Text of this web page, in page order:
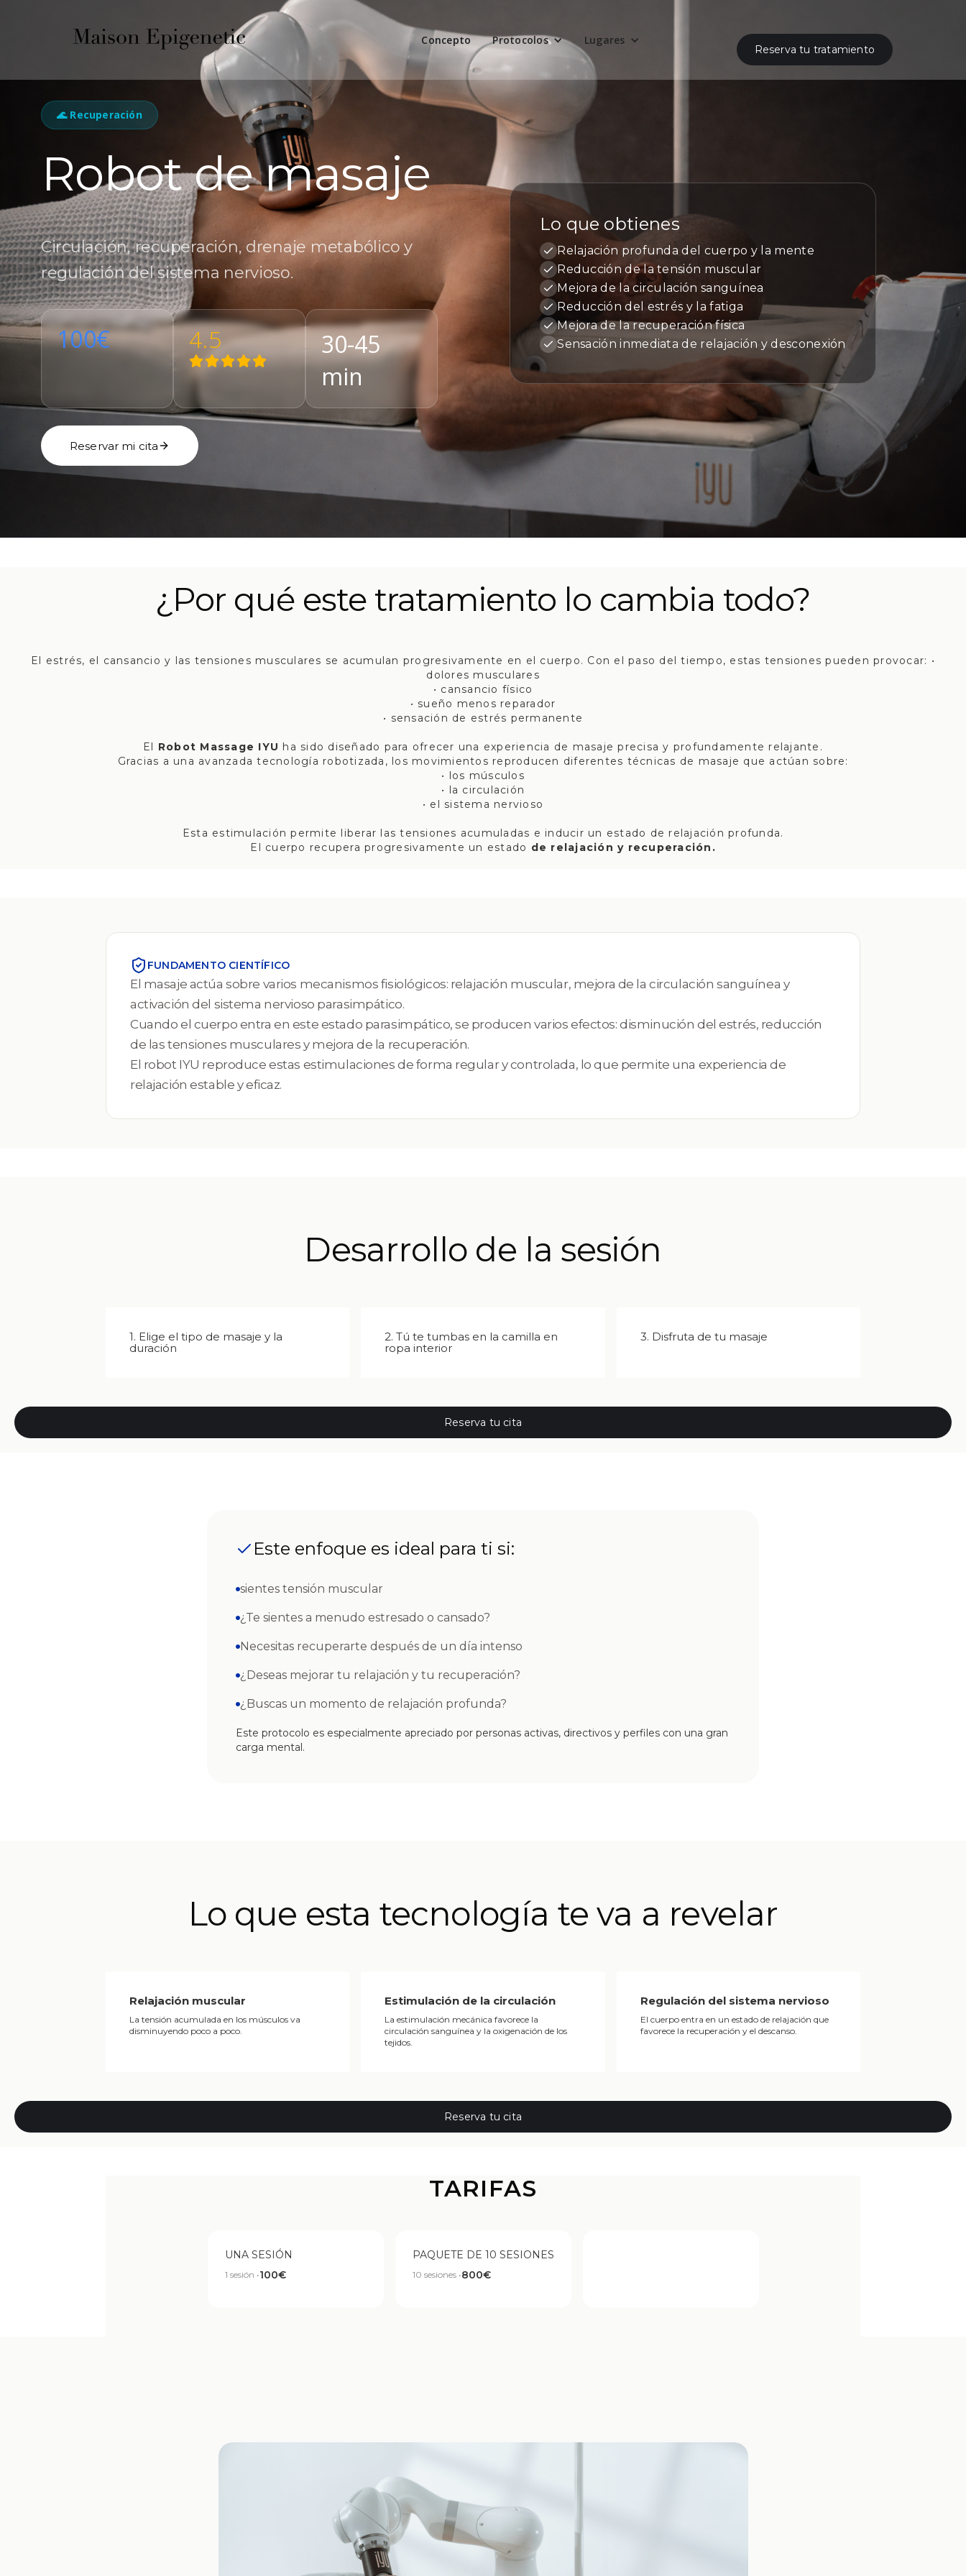
Concepto Protocolos Lugares
Reserva tu tratamiento
🌊 Recuperación
Robot de masaje
Circulación, recuperación, drenaje metabólico y
regulación del sistema nervioso.
100€ 4.5
30-45
min
Reservar mi cita
Lo que obtienes
Relajación profunda del cuerpo y la mente
Reducción de la tensión muscular
Mejora de la circulación sanguínea
Reducción del estrés y la fatiga
Mejora de la recuperación física
Sensación inmediata de relajación y desconexión
¿Por qué este tratamiento lo cambia todo?
El estrés, el cansancio y las tensiones musculares se acumulan progresivamente en el cuerpo. Con el paso del tiempo, estas tensiones pueden provocar: •
dolores musculares
• cansancio físico
• sueño menos reparador
• sensación de estrés permanente
El Robot Massage IYU ha sido diseñado para ofrecer una experiencia de masaje precisa y profundamente relajante.
Gracias a una avanzada tecnología robotizada, los movimientos reproducen diferentes técnicas de masaje que actúan sobre:
• los músculos
• la circulación
• el sistema nervioso
Esta estimulación permite liberar las tensiones acumuladas e inducir un estado de relajación profunda.
El cuerpo recupera progresivamente un estado de relajación y recuperación.
FUNDAMENTO CIENTÍFICO
El masaje actúa sobre varios mecanismos fisiológicos: relajación muscular, mejora de la circulación sanguínea y
activación del sistema nervioso parasimpático.
Cuando el cuerpo entra en este estado parasimpático, se producen varios efectos: disminución del estrés, reducción
de las tensiones musculares y mejora de la recuperación.
El robot IYU reproduce estas estimulaciones de forma regular y controlada, lo que permite una experiencia de
relajación estable y eficaz.
Desarrollo de la sesión
1. Elige el tipo de masaje y la
duración
2. Tú te tumbas en la camilla en
ropa interior
3. Disfruta de tu masaje
Reserva tu cita
Este enfoque es ideal para ti si:
sientes tensión muscular
¿Te sientes a menudo estresado o cansado?
Necesitas recuperarte después de un día intenso
¿Deseas mejorar tu relajación y tu recuperación?
¿Buscas un momento de relajación profunda?
Este protocolo es especialmente apreciado por personas activas, directivos y perfiles con una gran
carga mental.
Lo que esta tecnología te va a revelar
Relajación muscular
La tensión acumulada en los músculos va
disminuyendo poco a poco.
Estimulación de la circulación
La estimulación mecánica favorece la
circulación sanguínea y la oxigenación de los
tejidos.
Regulación del sistema nervioso
El cuerpo entra en un estado de relajación que
favorece la recuperación y el descanso.
Reserva tu cita
TARIFAS
UNA SESIÓN
1 sesión •100€
PAQUETE DE 10 SESIONES
10 sesiones •800€